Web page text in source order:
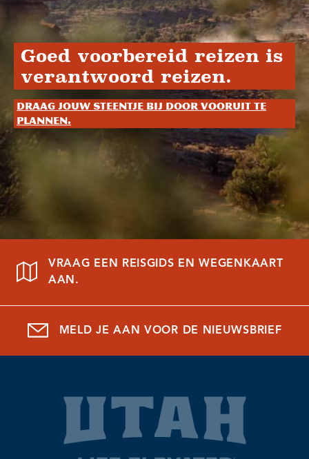
Goed voorbereid reizen is
verantwoord reizen.
Draag jouw steentje bij door vooruit te
plannen.
VRAAG EEN REISGIDS EN WEGENKAART
AAN.
MELD JE AAN VOOR DE NIEUWSBRIEF